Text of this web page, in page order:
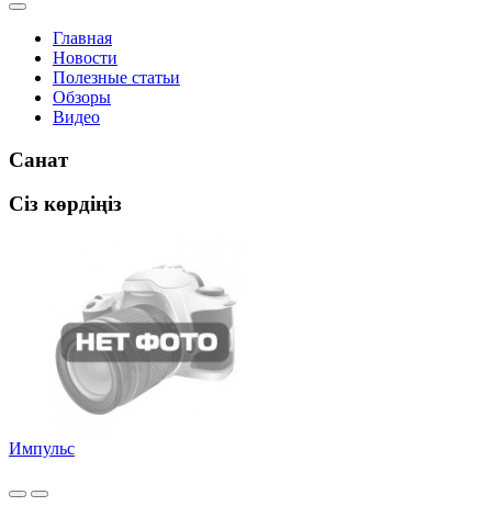
Главная
Новости
Полезные статьи
Обзоры
Видео
Санат
Сіз көрдіңіз
Импульс